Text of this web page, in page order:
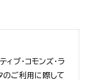
ィブ・コモンズ・ラ
のご利用に際して